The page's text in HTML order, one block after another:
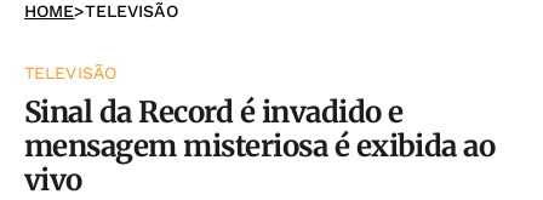
HOME>TELEVISÃO
TELEVISÃO
Sinal da Record é invadido e
mensagem misteriosa é exibida ao
vivo